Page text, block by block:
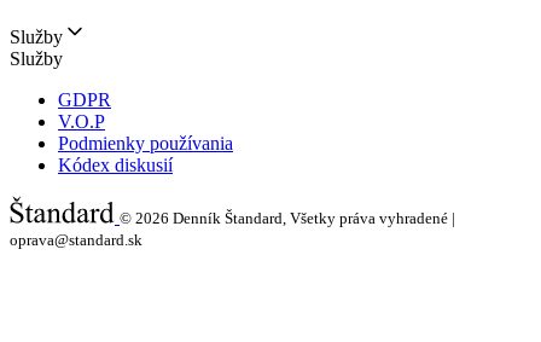
Služby
Služby
GDPR
V.O.P
Podmienky používania
Kódex diskusií
© 2026 Denník Štandard, Všetky práva vyhradené |
oprava@standard.sk